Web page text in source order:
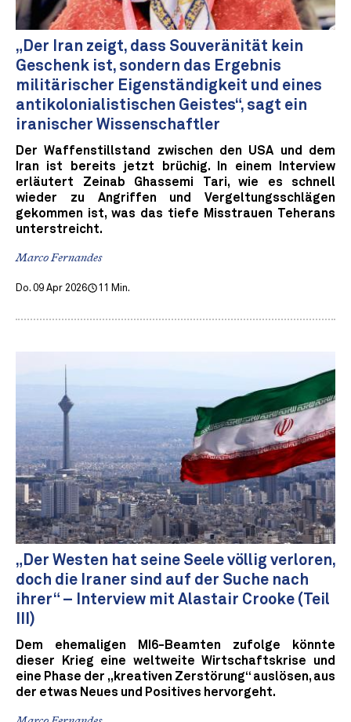
„Der Iran zeigt, dass Souveränität kein
Geschenk ist, sondern das Ergebnis
militärischer Eigenständigkeit und eines
antikolonialistischen Geistes“, sagt ein
iranischer Wissenschaftler
Der Waffenstillstand zwischen den USA und dem
Iran ist bereits jetzt brüchig. In einem Interview
erläutert Zeinab Ghassemi Tari, wie es schnell
wieder zu Angriffen und Vergeltungsschlägen
gekommen ist, was das tiefe Misstrauen Teherans
unterstreicht.
Marco Fernandes
Do. 09 Apr 2026 11 Min.
„Der Westen hat seine Seele völlig verloren,
doch die Iraner sind auf der Suche nach
ihrer“ – Interview mit Alastair Crooke (Teil
III)
Dem ehemaligen MI6-Beamten zufolge könnte
dieser Krieg eine weltweite Wirtschaftskrise und
eine Phase der „kreativen Zerstörung“ auslösen, aus
der etwas Neues und Positives hervorgeht.